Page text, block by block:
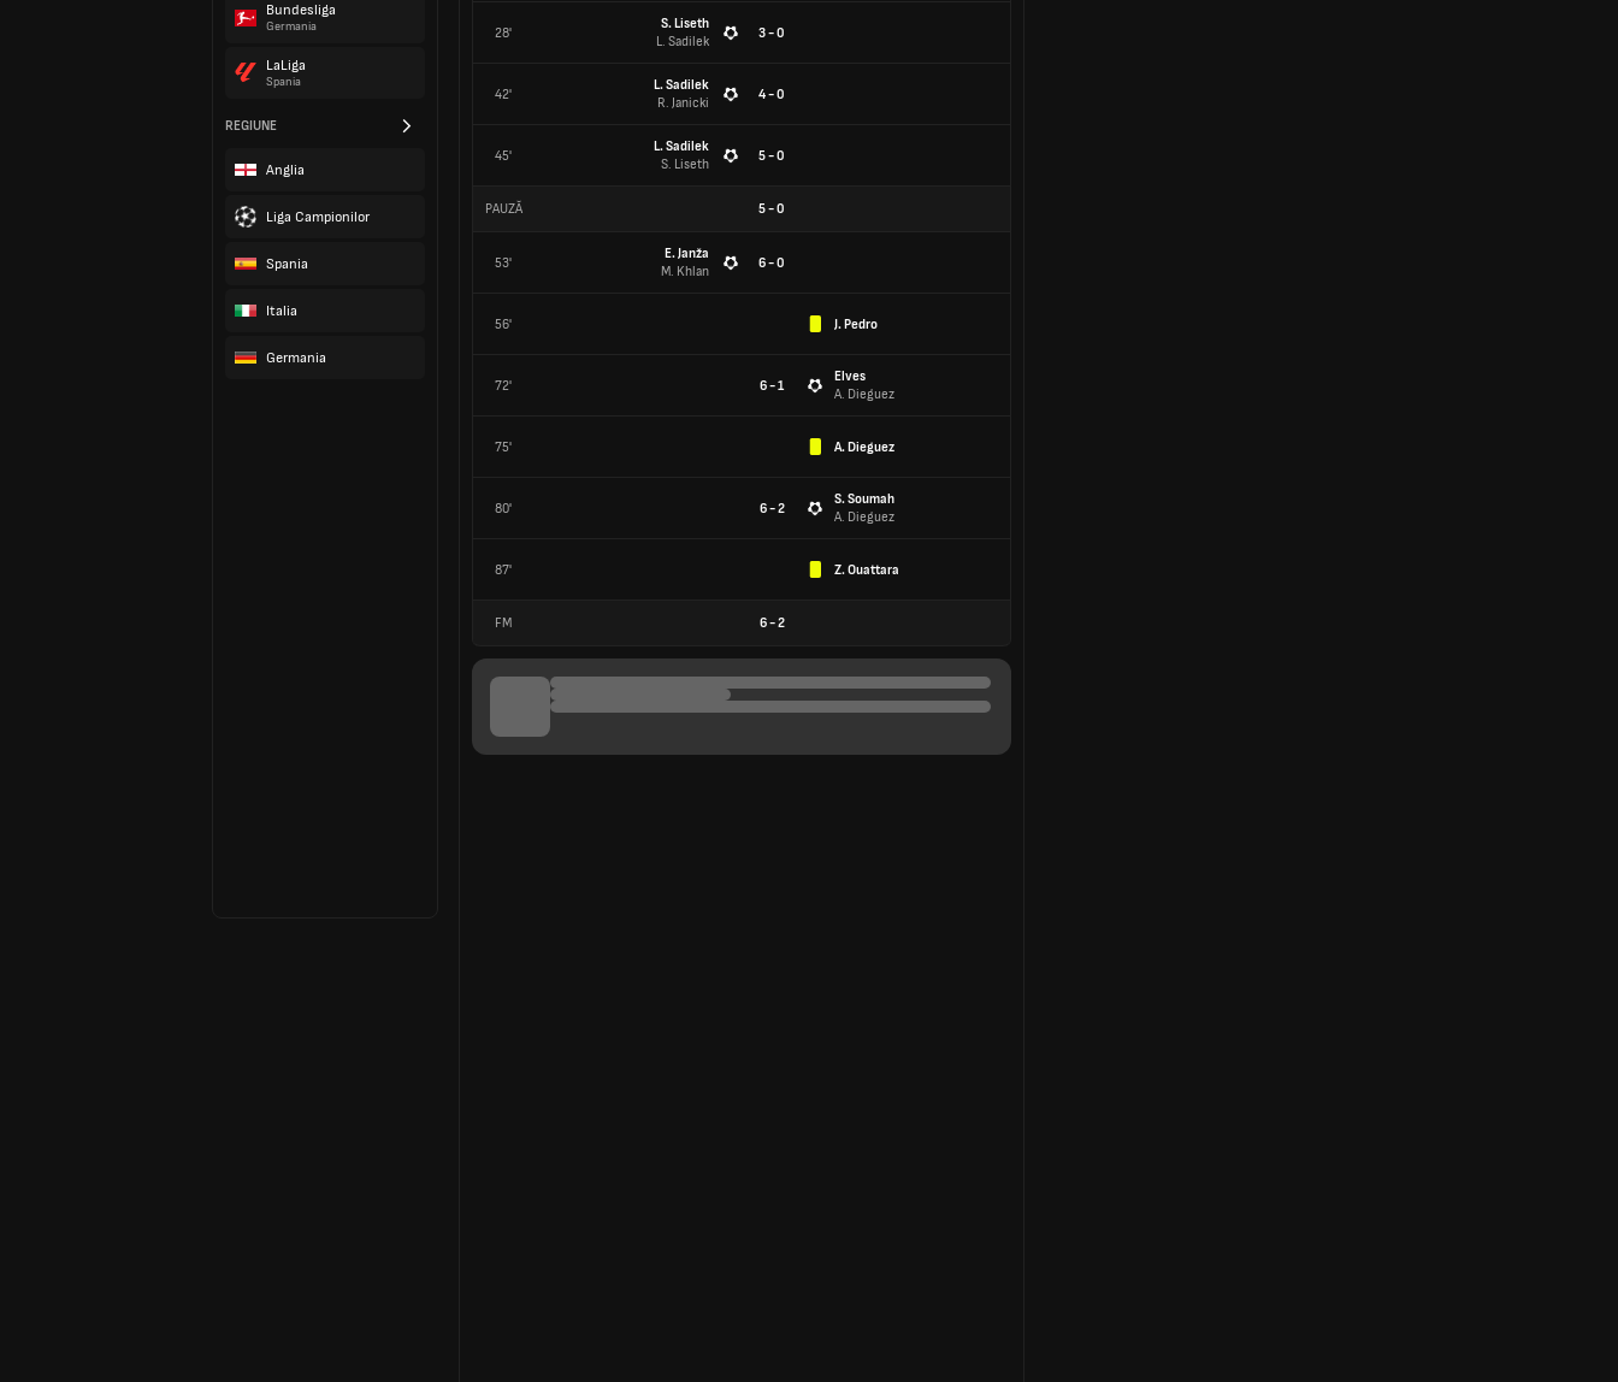
Bundesliga
Germania
LaLiga
Spania
REGIUNE
Anglia
Liga Campionilor
Spania
Italia
Germania
28'
S. Liseth
L. Sadilek
3 - 0
42'
L. Sadilek
R. Janicki
4 - 0
45'
L. Sadilek
S. Liseth
5 - 0
PAUZĂ 5-0
53'
E. Janža
M. Khlan
6 - 0
56' J. Pedro
72' 6 - 1
Elves
A. Dieguez
75' A. Dieguez
80' 6 - 2
S. Soumah
A. Dieguez
87' Z. Ouattara
FM 6-2